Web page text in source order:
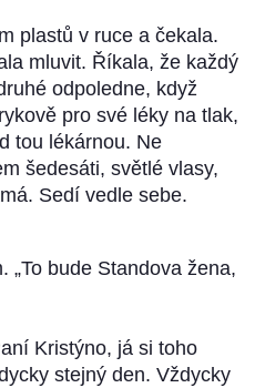
plastů v ruce a čekala.
mluvit. Říkala, že každý
odpoledne, když
pro své léky na tlak,
tou lékárnou. Ne
šedesáti, světlé vlasy,
Sedí vedle sebe.
„To bude Standova žena,
Kristýno, já si toho
stejný den. Vždycky